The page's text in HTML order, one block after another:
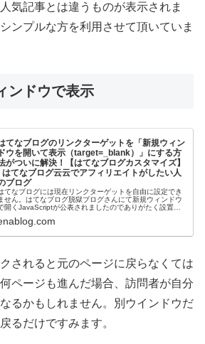
気記事とは違うものが表示されま
ンプルな方を利用させて頂いていま
ンドウで表示
てなブログのリンクターゲットを「新規ウィン
ドウを開いて表示（target=_blank）」にする方
がついに解決！【はてなブログカスタマイズ】
はてなブログ云云でアフィリエイトがしたい人
ブログ
てなブログには現在リンクターゲットを自由に設定でき
せん。はてなブログ脱獄ブログさんにて新規ウィンドウ
開くJavaScriptが公表されましたのでありがたく設置さ
されると元のページに戻らなくては
ページも進んだ場合、訪問者が自分
るかもしれません。別ウインドウだ
るだけですみます。